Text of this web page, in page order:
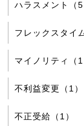
ハラスメント（5
フレックスタイ
マイノリティ（1
不利益変更（1）
不正受給（1）